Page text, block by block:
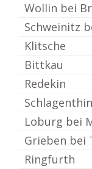
Wollin bei
Schweinitz
Klitsche
Bittkau
Redekin
Schlagenthin
Loburg bei
Grieben bei
Ringfurth